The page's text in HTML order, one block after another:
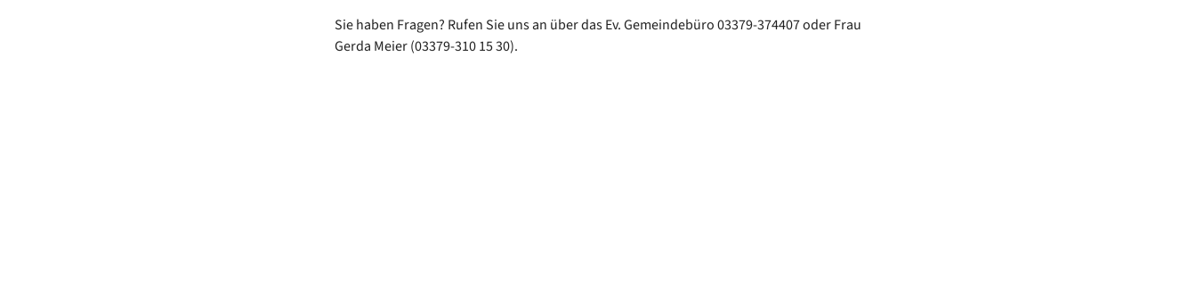
Sie haben Fragen? Rufen Sie uns an über das Ev. Gemeindebüro 03379-374407 oder Frau
Gerda Meier (03379-310 15 30).